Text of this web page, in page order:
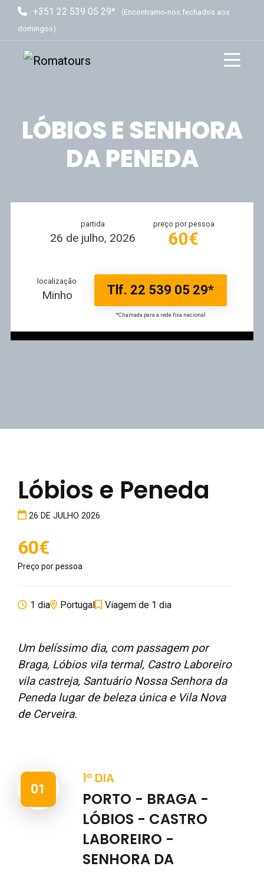
+351 22 539 05 29*
(Encontramo-nos fechados aos
domingos)
LÓBIOS E SENHORA
DA PENEDA
partida
26 de julho, 2026
preço por pessoa
60€
localização
Minho Tlf. 22 539 05 29*
*Chamada para a rede fixa nacional
Lóbios e Peneda
26 DE JULHO 2026
60€
Preço por pessoa
1 dia Portugal Viagem de 1 dia
Um belíssimo dia, com passagem por
Braga, Lóbios vila termal, Castro Laboreiro
vila castreja, Santuário Nossa Senhora da
Peneda lugar de beleza única e Vila Nova
de Cerveira.
01
1º DIA
PORTO - BRAGA -
LÓBIOS - CASTRO
LABOREIRO -
SENHORA DA